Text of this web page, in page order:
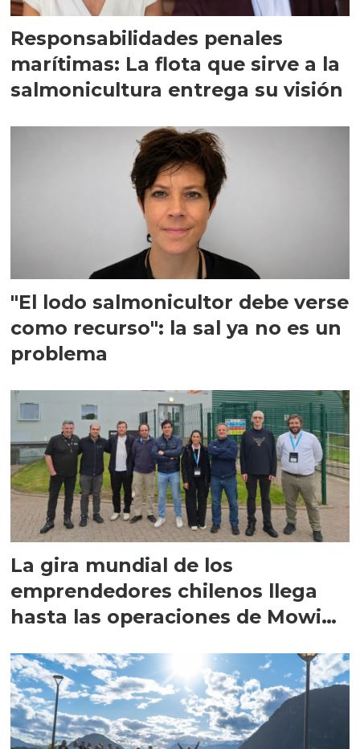
Responsabilidades penales
marítimas: La flota que sirve a la
salmonicultura entrega su visión
"El lodo salmonicultor debe verse
como recurso": la sal ya no es un
problema
La gira mundial de los
emprendedores chilenos llega
hasta las operaciones de Mowi